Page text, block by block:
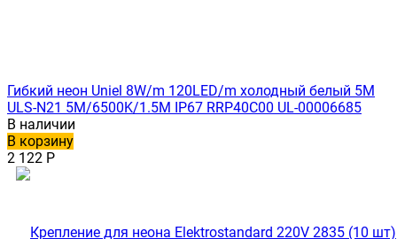
Гибкий неон Uniel 8W/m 120LED/m холодный белый 5M
ULS-N21 5M/6500K/1.5M IP67 RRP40C00 UL-00006685
В наличии
В корзину
2 122 Р